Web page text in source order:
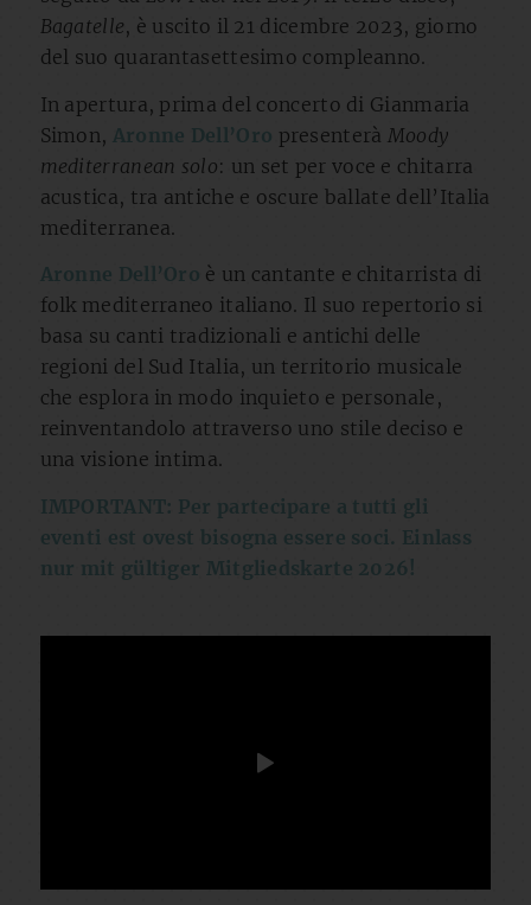
Bagatelle, è uscito il 21 dicembre 2023, giorno
del suo quarantasettesimo compleanno.
In apertura, prima del concerto di Gianmaria
Simon, Aronne Dell’Oro presenterà Moody
mediterranean solo: un set per voce e chitarra
acustica, tra antiche e oscure ballate dell’Italia
mediterranea.
Aronne Dell’Oro è un cantante e chitarrista di
folk mediterraneo italiano. Il suo repertorio si
basa su canti tradizionali e antichi delle
regioni del Sud Italia, un territorio musicale
che esplora in modo inquieto e personale,
reinventandolo attraverso uno stile deciso e
una visione intima.
IMPORTANT: Per partecipare a tutti gli
eventi est ovest bisogna essere soci. Einlass
nur mit gültiger Mitgliedskarte 2026!